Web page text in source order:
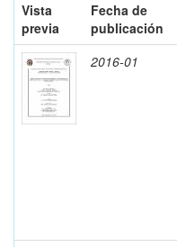
Vista
previa
Fecha de
publicación
2016-01